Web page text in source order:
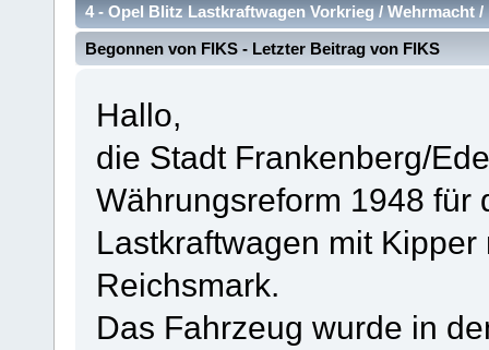
4 - Opel Blitz Lastkraftwagen Vorkrieg / Wehrmacht
Begonnen von FlKS - Letzter Beitrag von FlKS
Hallo,
die Stadt Frankenberg/
Währungsreform 1948 für
Lastkraftwagen mit
Reichsmark.
Das Fahrzeug wurde in